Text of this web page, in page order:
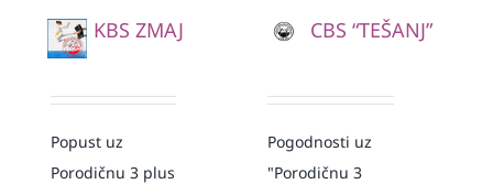
KBS ZMAJ
Popust uz
Porodičnu 3 plus
CBS “TEŠANJ”
Pogodnosti uz
"Porodičnu 3